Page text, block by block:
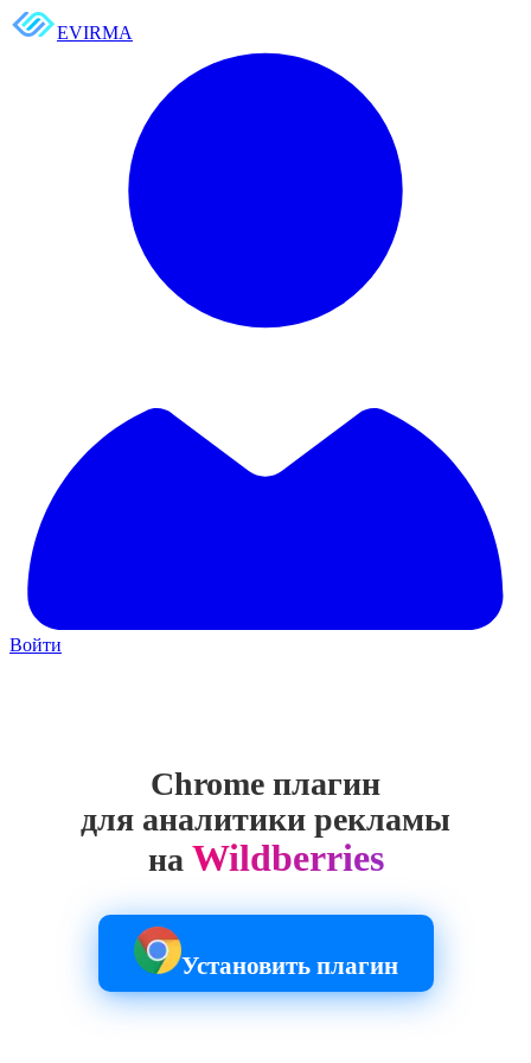
EVIRMA
Войти
Chrome плагин
для аналитики рекламы
на Wildberries
Установить плагин